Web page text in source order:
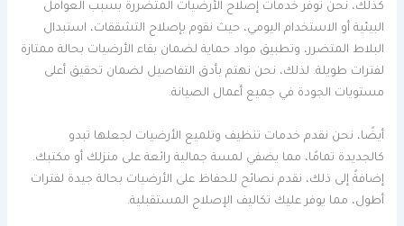
كذلك، نحن نوفر خدمات إصلاح الأرضيات المتضررة بسبب العوامل
البيئية أو الاستخدام اليومي، حيث نقوم بإصلاح التشققات، استبدال
البلاط المتضرر، وتطبيق مواد حماية لضمان بقاء الأرضيات بحالة ممتازة
لفترات طويلة. لذلك، نحن نهتم بأدق التفاصيل لضمان تحقيق أعلى
مستويات الجودة في جميع أعمال الصيانة.
أيضًا، نحن نقدم خدمات تنظيف وتلميع الأرضيات لجعلها تبدو
كالجديدة تمامًا، مما يضفي لمسة جمالية رائعة على منزلك أو مكتبك.
إضافةً إلى ذلك، نقدم نصائح للحفاظ على الأرضيات بحالة جيدة لفترات
أطول، مما يوفر عليك تكاليف الإصلاح المستقبلية.